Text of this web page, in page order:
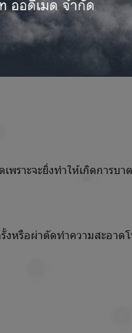
ราะจะยิ่งทำให้เกิดการบา
หรือผ่าตัดทำความสะอาด